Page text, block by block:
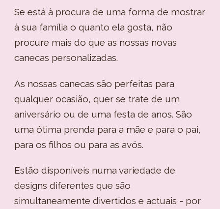
Se está à procura de uma forma de mostrar
à sua família o quanto ela gosta, não
procure mais do que as nossas novas
canecas personalizadas.
As nossas canecas são perfeitas para
qualquer ocasião, quer se trate de um
aniversário ou de uma festa de anos. São
uma ótima prenda para a mãe e para o pai,
para os filhos ou para as avós.
Estão disponíveis numa variedade de
designs diferentes que são
simultaneamente divertidos e actuais - por